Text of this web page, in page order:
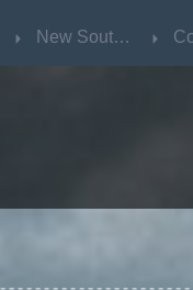
New South Wales
New South Wales